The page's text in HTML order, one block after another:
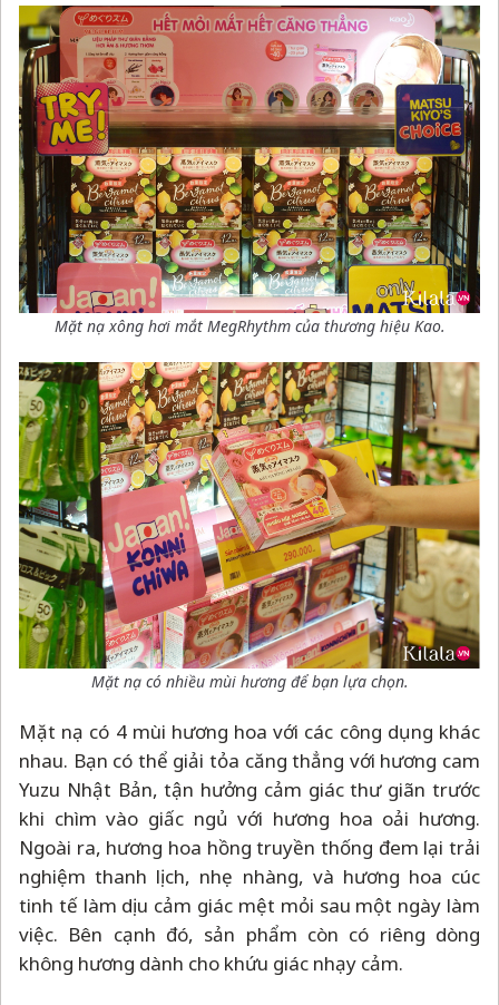
Mặt nạ xông hơi mắt MegRhythm của thương hiệu Kao.
Mặt nạ có nhiều mùi hương để bạn lựa chọn.
Mặt nạ có 4 mùi hương hoa với các công dụng khác
nhau. Bạn có thể giải tỏa căng thẳng với hương cam
Yuzu Nhật Bản, tận hưởng cảm giác thư giãn trước
khi chìm vào giấc ngủ với hương hoa oải hương.
Ngoài ra, hương hoa hồng truyền thống đem lại trải
nghiệm thanh lịch, nhẹ nhàng, và hương hoa cúc
tinh tế làm dịu cảm giác mệt mỏi sau một ngày làm
việc. Bên cạnh đó, sản phẩm còn có riêng dòng
không hương dành cho khứu giác nhạy cảm.